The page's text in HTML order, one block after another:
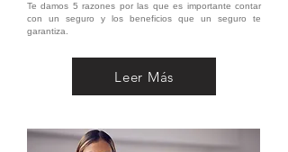
Te damos 5 razones por las que es importante contar
con un seguro y los beneficios que un seguro te
garantiza.
Leer Más